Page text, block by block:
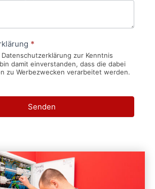
*
zur Kenntnis
damit einverstanden, dass die dabei
zu Werbezwecken verarbeitet werden.
Senden